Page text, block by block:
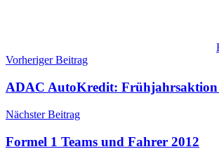
Beitragsnavigation
Vorheriger Beitrag
ADAC AutoKredit: Frühjahrsaktion
Nächster Beitrag
Formel 1 Teams und Fahrer 2012